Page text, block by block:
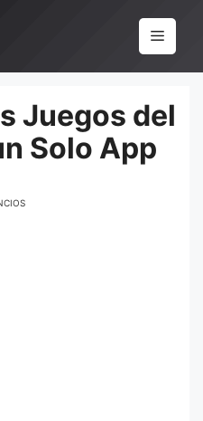
Menu
Juegos del
Solo App